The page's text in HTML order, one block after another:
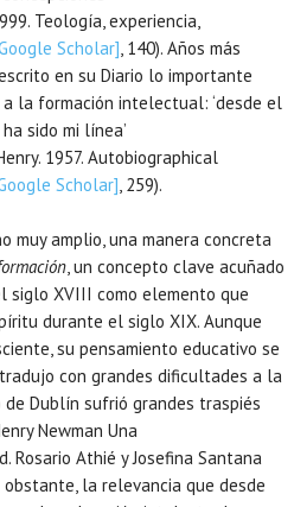
. Teología, experiencia,
Scholar], 140). Años más
en su Diario lo importante
la formación intelectual: ‘desde el
sido mi línea’
1957. Autobiographical
Scholar], 259).
muy amplio, una manera concreta
, un concepto clave acuñado
XVIII como elemento que
durante el siglo XIX. Aunque
su pensamiento educativo se
con grandes dificultades a la
Dublín sufrió grandes traspiés
Newman Una
Rosario Athié y Josefina Santana
obstante, la relevancia que desde